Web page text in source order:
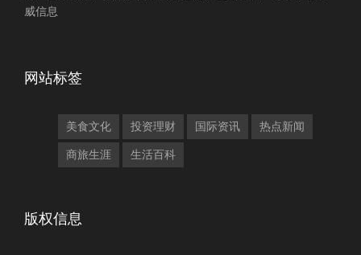
威信息
网站标签
美食文化 投资理财 国际资讯 热点新闻
商旅生涯 生活百科
版权信息